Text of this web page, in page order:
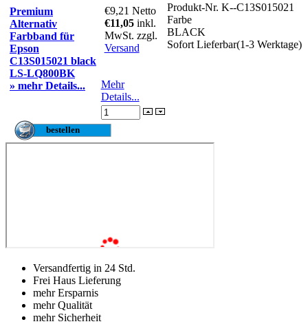
Premium
Alternativ
Farbband für
Epson
C13S015021 black
LS-LQ800BK
» mehr Details...
€9,21 Netto
€11,05 inkl.
MwSt. zzgl.
Versand
Produkt-Nr. K--C13S015021
Farbe
BLACK
Sofort Lieferbar(1-3 Werktage)
Mehr
Details...
Versandfertig in 24 Std.
Frei Haus Lieferung
mehr Ersparnis
mehr Qualität
mehr Sicherheit